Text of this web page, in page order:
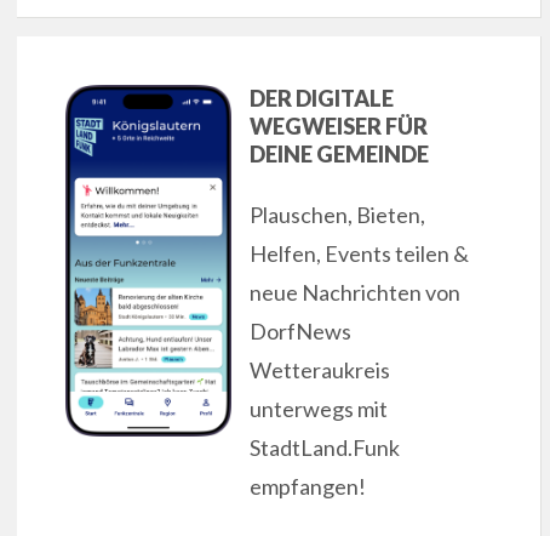
DER DIGITALE
WEGWEISER FÜR
DEINE GEMEINDE
Plauschen, Bieten,
Helfen, Events teilen &
neue Nachrichten von
DorfNews
Wetteraukreis
unterwegs mit
StadtLand.Funk
empfangen!